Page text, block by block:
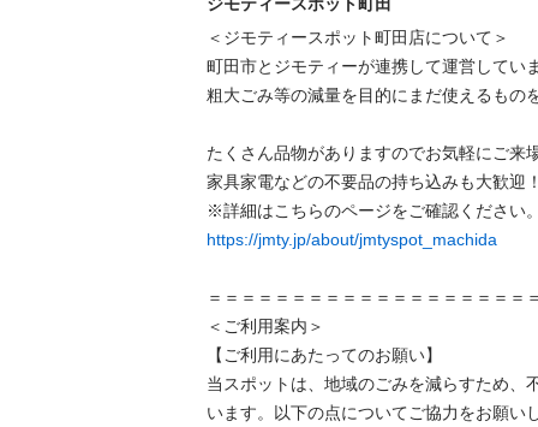
＜ジモティースポット町田店について＞
町田市とジモティーが連携して運営してい
粗⼤ごみ等の減量を⽬的にまだ使えるもの
たくさん品物がありますのでお気軽にご来
家具家電などの不要品の持ち込みも大歓迎
https://jmty.jp/about/jmtyspot_machida
＝＝＝＝＝＝＝＝＝＝＝＝＝＝＝＝＝＝＝
＜ご利用案内＞
【ご利用にあたってのお願い】
当スポットは、地域のごみを減らすため、
います。以下の点についてご協力をお願い